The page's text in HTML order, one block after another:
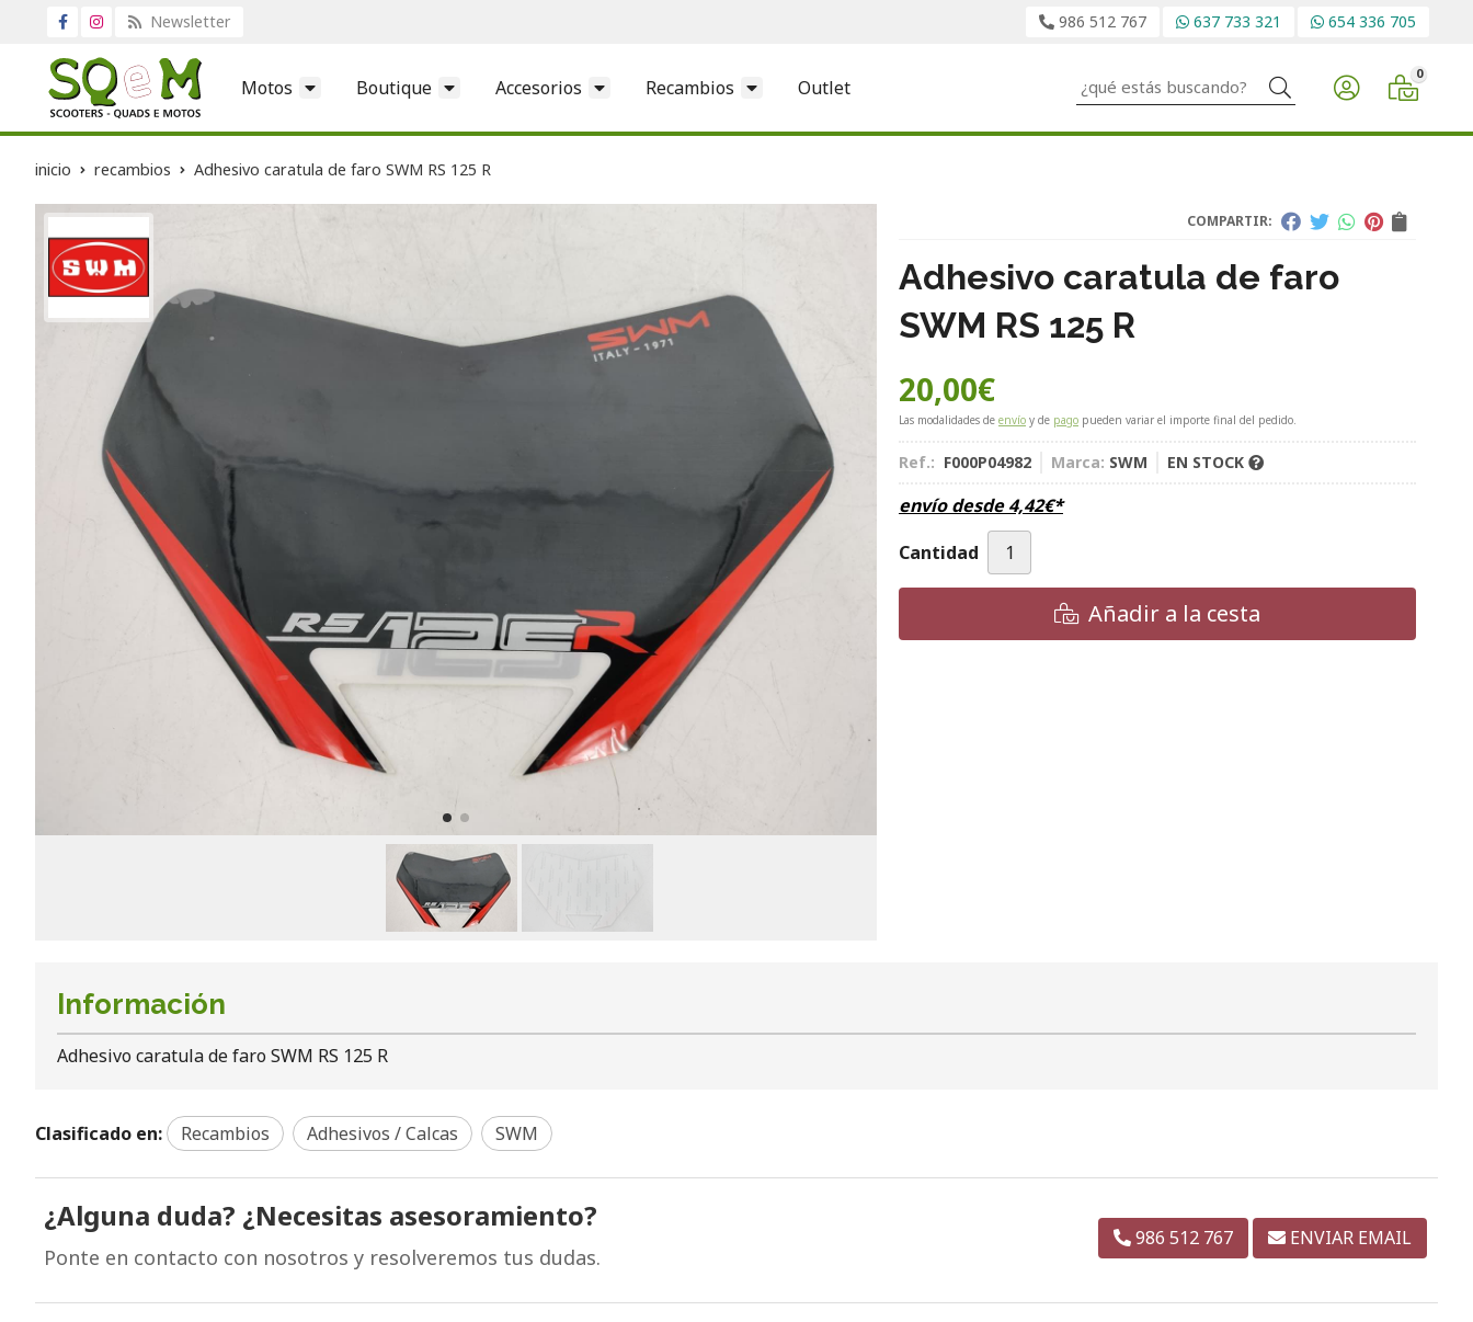
Newsletter 986 512 767 637 733 321 654 336 705
Motos Boutique Accesorios Recambios Outlet Buscar 0
inicio recambios Adhesivo caratula de faro SWM RS 125 R
COMPARTIR:
Adhesivo caratula de faro
SWM RS 125 R
20,00€
Las modalidades de envío y de pago pueden variar el importe final del pedido.
Ref.: F000P04982 Marca: SWM EN STOCK
envío desde4,42€*
Cantidad
Añadir a la cesta
Información
Adhesivo caratula de faro SWM RS 125 R
Clasificado en: Recambios Adhesivos / Calcas SWM
¿Alguna duda? ¿Necesitas asesoramiento?
Ponte en contacto con nosotros y resolveremos tus dudas.
986 512 767 ENVIAR EMAIL